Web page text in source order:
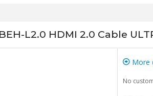
L2.0 HDMI 2.0 Cable
More
No